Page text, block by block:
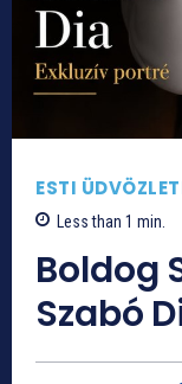
ESTI
Less than 1 min.
Boldog
Szabó